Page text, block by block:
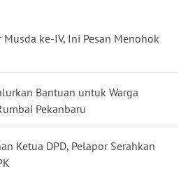
Musda ke-IV, Ini Pesan Menohok
Bantuan untuk Warga
Pekanbaru
Ketua DPD, Pelapor Serahkan